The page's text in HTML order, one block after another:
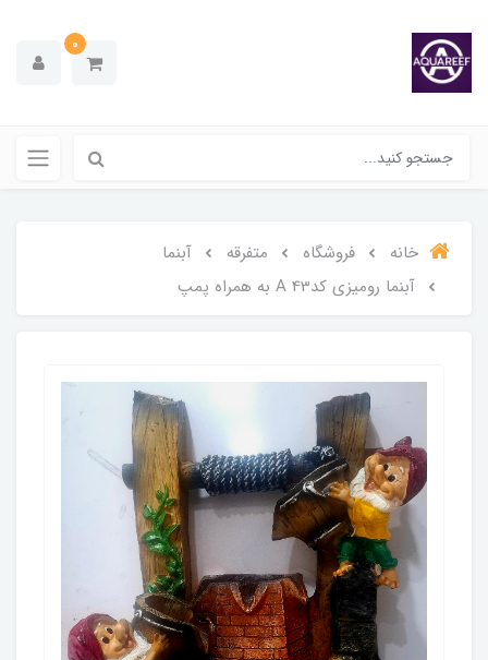
0
خانه فروشگاه متفرقه
آبنما
آبنما رومیزی کدA 43 به همراه پمپ